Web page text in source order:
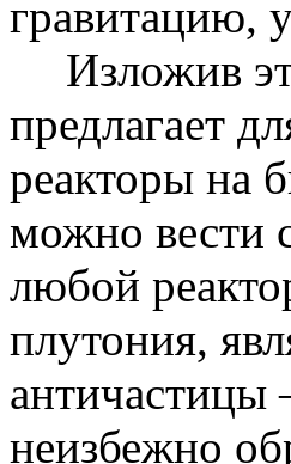
гравитацию,
Изложив
предлагает
реакторы на
можно вести
любой
плутония,
античастицы
неизбежно